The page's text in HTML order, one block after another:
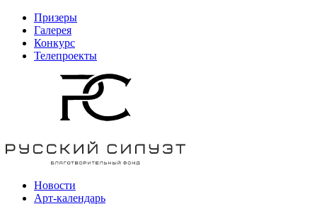
Призеры
Галерея
Конкурс
Телепроекты
Новости
Арт-календарь